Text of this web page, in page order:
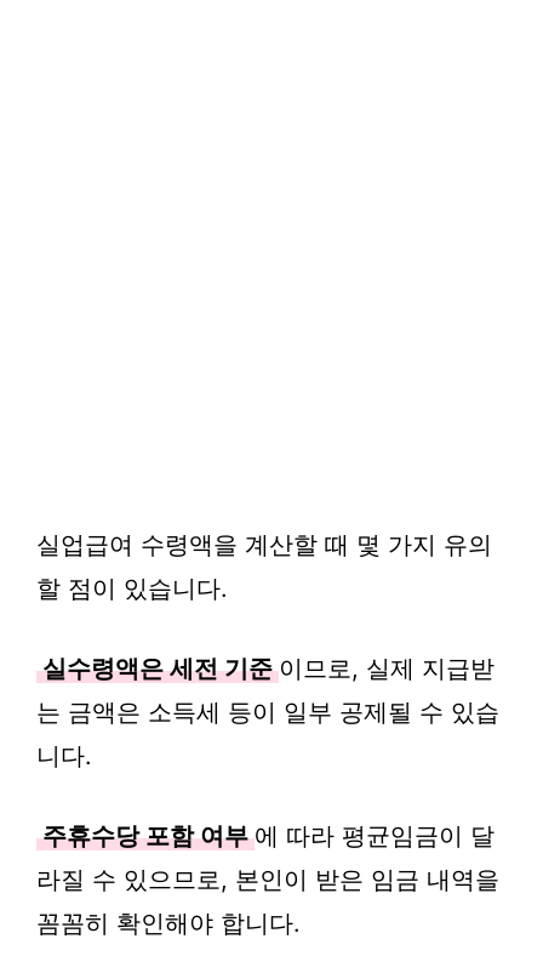
실업급여 수령액을 계산할 때 몇 가지 유의
할 점이 있습니다.
실수령액은 세전 기준 이므로, 실제 지급받
는 금액은 소득세 등이 일부 공제될 수 있습
니다.
주휴수당 포함 여부 에 따라 평균임금이 달
라질 수 있으므로, 본인이 받은 임금 내역을
꼼꼼히 확인해야 합니다.